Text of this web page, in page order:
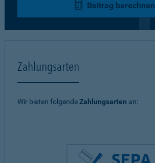
Beitrag berechnen
Zahlungsarten
Wir bieten folgendeZahlungsarten an: